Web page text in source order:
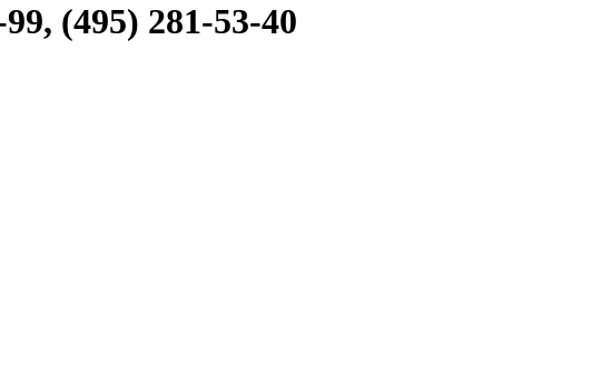
(495) 281-53-40